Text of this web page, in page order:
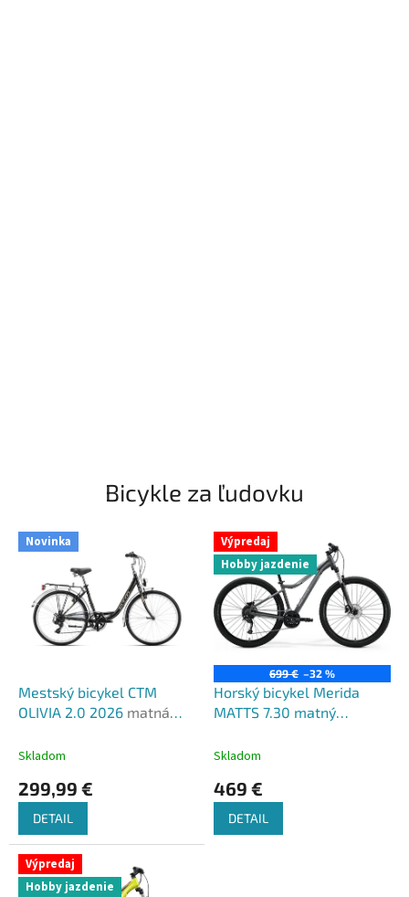
Bicykle za ľudovku
Novinka
Mestský bicykel CTM
OLIVIA 2.0 2026 matná
Skladom
299,99 €
DETAIL
Výpredaj
Hobby jazdenie
699 € –32 %
Horský bicykel Merida
MATTS 7.30 matný
Skladom
469 €
DETAIL
Výpredaj
Hobby jazdenie